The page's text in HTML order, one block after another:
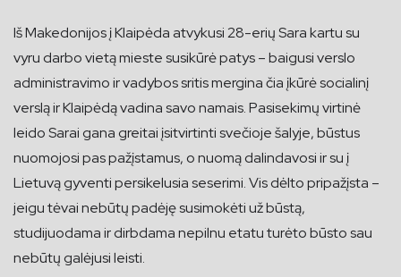
Iš Makedonijos į Klaipėda atvykusi 28-erių Sara kartu su
vyru darbo vietą mieste susikūrė patys – baigusi verslo
administravimo ir vadybos sritis mergina čia įkūrė socialinį
verslą ir Klaipėdą vadina savo namais. Pasisekimų virtinė
leido Sarai gana greitai įsitvirtinti svečioje šalyje, būstus
nuomojosi pas pažįstamus, o nuomą dalindavosi ir su į
Lietuvą gyventi persikelusia seserimi. Vis dėlto pripažįsta –
jeigu tėvai nebūtų padėję susimokėti už būstą,
studijuodama ir dirbdama nepilnu etatu turėto būsto sau
nebūtų galėjusi leisti.